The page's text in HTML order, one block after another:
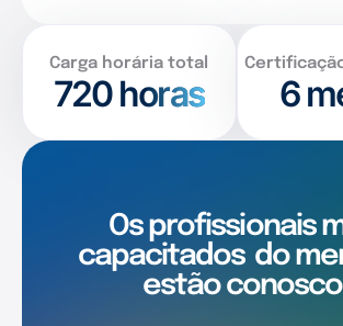
Carga horária total
720horas 6
Os profissionais
capacitados do
estão